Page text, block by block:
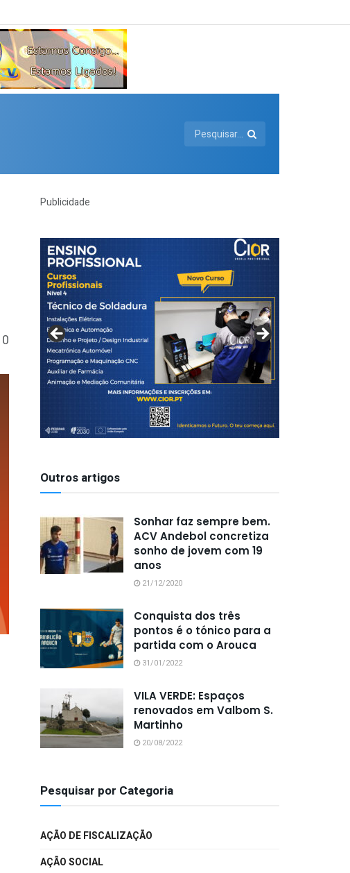
0
Publicidade
Outros artigos
Sonhar faz sempre bem.
ACV Andebol concretiza
sonho de jovem com 19
anos
21/12/2020
Conquista dos três
pontos é o tónico para a
partida com o Arouca
31/01/2022
VILA VERDE: Espaços
renovados em Valbom S.
Martinho
20/08/2022
Pesquisar por Categoria
AÇÃO DE FISCALIZAÇÃO
AÇÃO SOCIAL